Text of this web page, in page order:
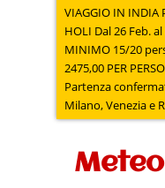
VIAGGIO IN INDIA
HOLI Dal 26 Feb. al 09 Marzo 2026, BASE
MINIMO 15/20 persone ISCRIZIONE
2475,00 PER
Partenza
Milano, Venezia e